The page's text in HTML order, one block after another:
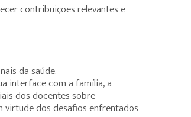
contribuições relevantes e
da saúde.
interface com a família, a
dos docentes sobre
dos desafios enfrentados